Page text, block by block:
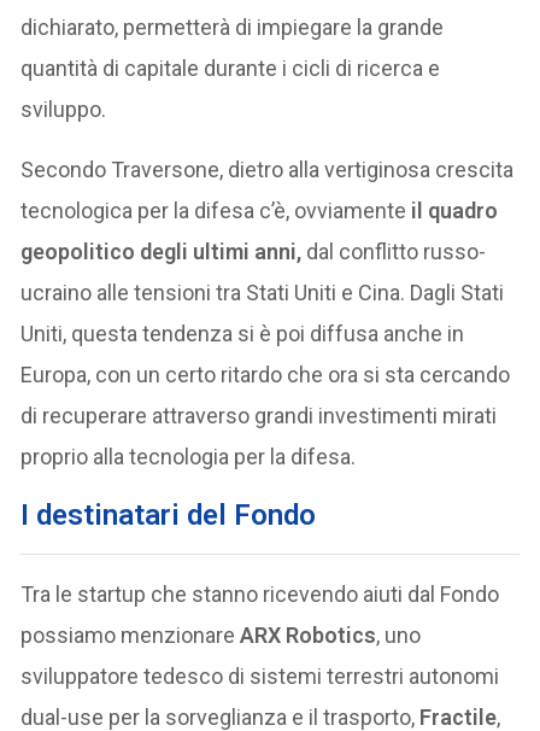
dichiarato, permetterà di impiegare la grande
quantità di capitale durante i cicli di ricerca e
sviluppo.
Secondo Traversone, dietro alla vertiginosa crescita
tecnologica per la difesa c’è, ovviamente il quadro
geopolitico degli ultimi anni, dal conflitto russo-
ucraino alle tensioni tra Stati Uniti e Cina. Dagli Stati
Uniti, questa tendenza si è poi diffusa anche in
Europa, con un certo ritardo che ora si sta cercando
di recuperare attraverso grandi investimenti mirati
proprio alla tecnologia per la difesa.
I destinatari del Fondo
Tra le startup che stanno ricevendo aiuti dal Fondo
possiamo menzionare ARX Robotics, uno
sviluppatore tedesco di sistemi terrestri autonomi
dual-use per la sorveglianza e il trasporto, Fractile,